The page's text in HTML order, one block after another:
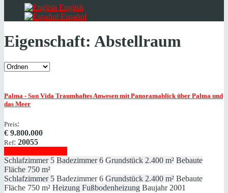
English
Español
Eigenschaft: Abstellraum
Palma - Son Vida Traumhaftes Anwesen mit Panoramablick über Palma und
das Meer
Preis:
€ 9.800.000
Ref: 20055
Schlafzimmer 5 Badezimmer 6 Grundstück 2.400 m² Bebaute
Fläche 750 m²
Schlafzimmer 5 Badezimmer 6 Grundstück 2.400 m² Bebaute
Fläche 750 m² Heizung Fußbodenheizung Baujahr 2001